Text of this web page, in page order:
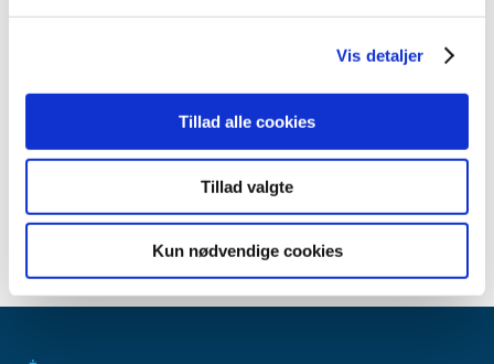
Vis detaljer
Tillad alle cookies
Tillad valgte
Kun nødvendige cookies
oktober (1)
januar (1)
2005 (2)